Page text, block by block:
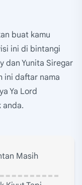
buat kamu
ini di bintangi
dan Yunita Siregar
ini daftar nama
Ya Lord
anda.
Masih